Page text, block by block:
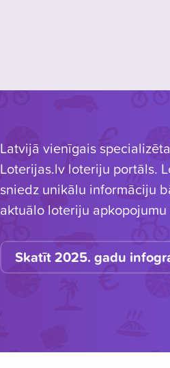
Latvijā vienīgais
Loterijas.lv loteriju portāls.
sniedz unikālu informāciju
aktuālo loteriju
Skatīt 2025. gadu